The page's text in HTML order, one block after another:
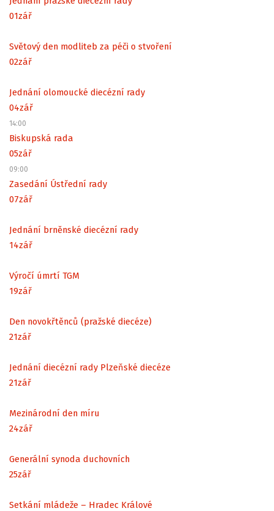
01zář
Světový den modliteb za péči o stvoření
02zář
Jednání olomoucké diecézní rady
04zář
14:00
Biskupská rada
05zář
09:00
Zasedání Ústřední rady
07zář
Jednání brněnské diecézní rady
14zář
Výročí úmrtí TGM
19zář
Den novokřtěnců (pražské diecéze)
21zář
Jednání diecézní rady Plzeňské diecéze
21zář
Mezinárodní den míru
24zář
Generální synoda duchovních
25zář
Setkání mládeže – Hradec Králové